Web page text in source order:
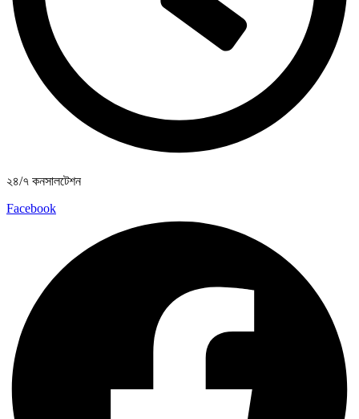
২৪/৭ কনসালটেশন
Facebook